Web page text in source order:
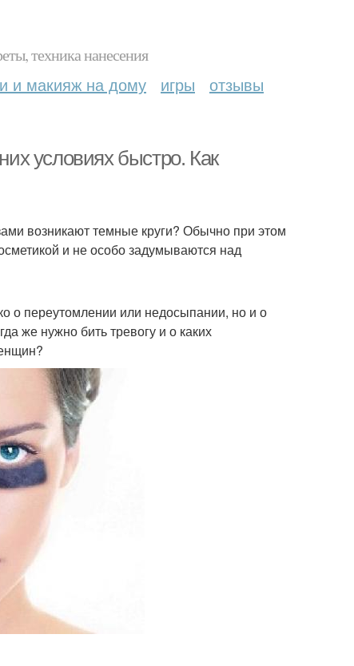
техника нанесения
и макияж на дому игры отзывы
условиях быстро. Как
возникают темные круги? Обычно при этом
и не особо задумываются над
о переутомлении или недосыпании, но и о
же нужно бить тревогу и о каких